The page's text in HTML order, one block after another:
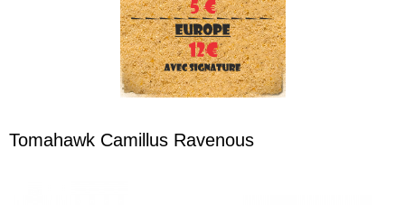
Tomahawk Camillus Ravenous